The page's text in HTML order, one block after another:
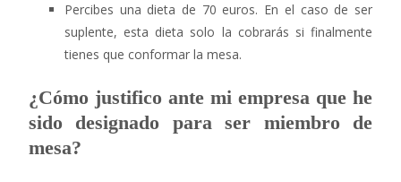
Percibes una dieta de 70 euros. En el caso de ser
suplente, esta dieta solo la cobrarás si finalmente
tienes que conformar la mesa.
¿Cómo justifico ante mi empresa que he
sido designado para ser miembro de
mesa?